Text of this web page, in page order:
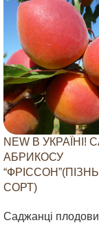
NEW В УКРАЇНІ!
АБРИКОСУ
СОРТ)
Саджанці